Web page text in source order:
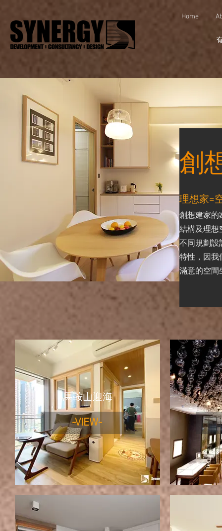
Home
創
理想家=
創想建家的
結構及理想
不同規劃設
特性，因我
滿意的空間
馬鞍山迎海
-VIEW-